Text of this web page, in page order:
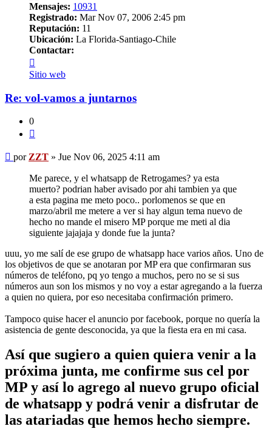
Mensajes: 10931
Registrado: Mar Nov 07, 2006 2:45 pm
Reputación: 11
Ubicación: La Florida-Santiago-Chile
Contactar:
ZZT
Sitio web
Re: vol-vamos a juntarnos
0
Mensaje
por ZZT » Jue Nov 06, 2025 4:11 am
Me parece, y el whatsapp de Retrogames? ya esta
muerto? podrian haber avisado por ahi tambien ya que
a esta pagina me meto poco.. porlomenos se que en
marzo/abril me metere a ver si hay algun tema nuevo de
hecho no mande el misero MP porque me meti al dia
siguiente jajajaja y donde fue la junta?
uuu, yo me salí de ese grupo de whatsapp hace varios años. Uno de
los objetivos de que se anotaran por MP era que confirmaran sus
números de teléfono, pq yo tengo a muchos, pero no se si sus
números aun son los mismos y no voy a estar agregando a la fuerza
a quien no quiera, por eso necesitaba confirmación primero.
Tampoco quise hacer el anuncio por facebook, porque no quería la
asistencia de gente desconocida, ya que la fiesta era en mi casa.
Así que sugiero a quien quiera venir a la
próxima junta, me confirme sus cel por
MP y así lo agrego al nuevo grupo oficial
de whatsapp y podrá venir a disfrutar de
las atariadas que hemos hecho siempre.